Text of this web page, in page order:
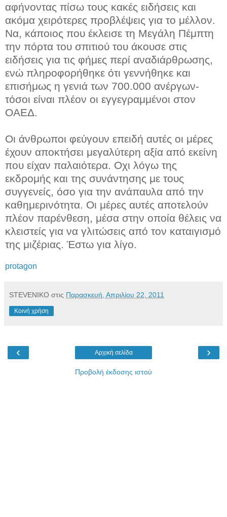
αφήνοντας πίσω τους κακές ειδήσεις και
ακόμα χειρότερες προβλέψεις για το μέλλον.
Να, κάποιος που έκλεισε τη Μεγάλη Πέμπτη
την πόρτα του σπιτιού του άκουσε στις
ειδήσεις για τις φήμες περί αναδιάρθρωσης,
ενώ πληροφορήθηκε ότι γεννήθηκε και
επισήμως η γενιά των 700.000 ανέργων-
τόσοι είναι πλέον οι εγγεγραμμένοι στον
ΟΑΕΔ.
Οι άνθρωποι φεύγουν επειδή αυτές οι μέρες
έχουν αποκτήσει μεγαλύτερη αξία από εκείνη
που είχαν παλαιότερα. Οχι λόγω της
εκδρομής και της συνάντησης με τους
συγγενείς, όσο για την ανάπαυλα από την
καθημερινότητα. Οι μέρες αυτές αποτελούν
πλέον παρένθεση, μέσα στην οποία θέλεις να
κλειστείς για να γλιτώσεις από τον καταιγισμό
της μιζέριας. Έστω για λίγο.
protagon
STEVENIKO στις Παρασκευή, Απριλίου 22, 2011
Κοινή χρήση
‹ ›
Αρχική σελίδα
Προβολή έκδοσης ιστού